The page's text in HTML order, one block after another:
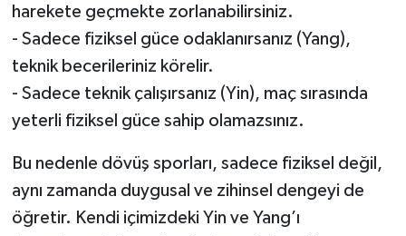
harekete geçmekte zorlanabilirsiniz.
- Sadece fiziksel güce odaklanırsanız (Yang),
teknik becerileriniz körelir.
- Sadece teknik çalışırsanız (Yin), maç sırasında
yeterli fiziksel güce sahip olamazsınız.
Bu nedenle dövüş sporları, sadece fiziksel değil,
aynı zamanda duygusal ve zihinsel dengeyi de
öğretir. Kendi içimizdeki Yin ve Yang’ı